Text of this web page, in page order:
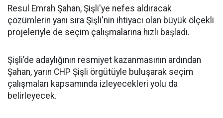
Resul Emrah Şahan, Şişli'ye nefes aldıracak
çözümlerin yanı sıra Şişli'nin ihtiyacı olan büyük ölçekli
projeleriyle de seçim çalışmalarına hızlı başladı.
Şişli’de adaylığının resmiyet kazanmasının ardından
Şahan, yarın CHP Şişli örgütüyle buluşarak seçim
çalışmaları kapsamında izleyecekleri yolu da
belirleyecek.